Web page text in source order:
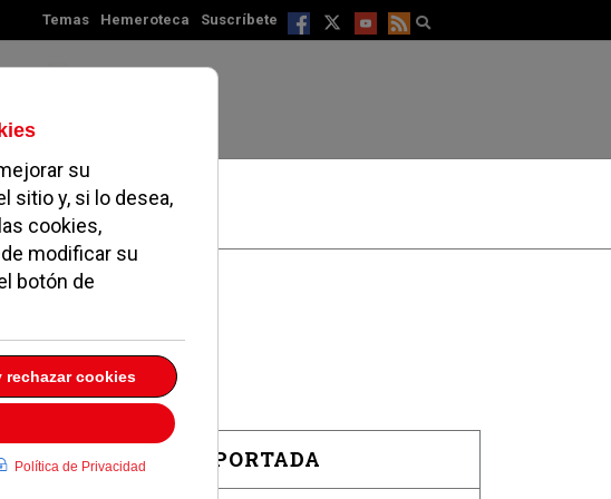
Temas Hemeroteca Suscríbete
SERVICIOS
EN PORTADA